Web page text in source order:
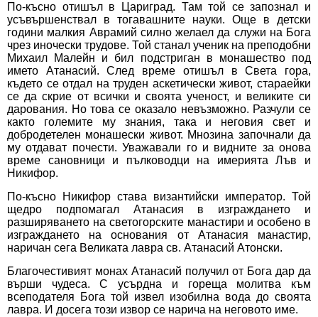
По-късно отишъл в Цариград. Там той се запознал и
усъвършенствал в тогавашните науки. Още в детски
години малкия Аврамий силно желаел да служи на Бога
чрез иночески трудове. Той станал ученик на преподобни
Михаил Малейн и бил подстриган в монашество под
името Атанасий. След време отишъл в Света гора,
където се отдал на труден аскетически живот, стараейки
се да скрие от всички и своята ученост, и великите си
дарования. Но това се оказало невъзможно. Разчули се
както големите му знания, така и неговия свет и
добродетелен монашески живот. Мнозина започнали да
му отдават почести. Уважавали го и видните за онова
време сановници и пълководци на имерията Лъв и
Никифор.
По-късно Никифор става византийски император. Той
щедро подпомагал Атанасия в изграждането и
разширяването на светогорските манастири и особено в
изграждането на основания от Атанасия манастир,
наричан сега Великата лавра св. Атанасий Атонски.
Благочестивият монах Атанасий получил от Бога дар да
върши чудеса. С усърдна и гореща молитва към
всеподателя Бога той извел изобилна вода до своята
лавра. И досега този извор се нарича на неговото име.